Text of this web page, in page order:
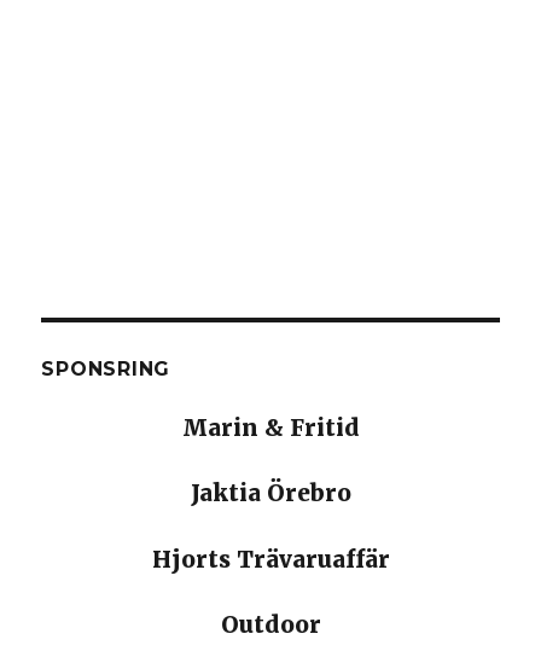
SPONSRING
Marin & Fritid
Jaktia Örebro
Hjorts Trävaruaffär
Outdoor